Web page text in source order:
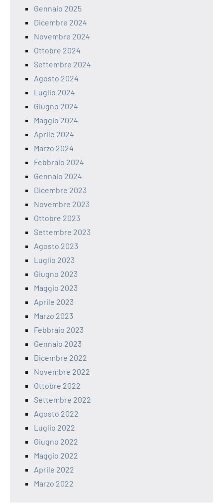
Gennaio 2025
Dicembre 2024
Novembre 2024
Ottobre 2024
Settembre 2024
Agosto 2024
Luglio 2024
Giugno 2024
Maggio 2024
Aprile 2024
Marzo 2024
Febbraio 2024
Gennaio 2024
Dicembre 2023
Novembre 2023
Ottobre 2023
Settembre 2023
Agosto 2023
Luglio 2023
Giugno 2023
Maggio 2023
Aprile 2023
Marzo 2023
Febbraio 2023
Gennaio 2023
Dicembre 2022
Novembre 2022
Ottobre 2022
Settembre 2022
Agosto 2022
Luglio 2022
Giugno 2022
Maggio 2022
Aprile 2022
Marzo 2022